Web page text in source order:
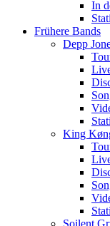
In
Frühere Bands
Depp
King